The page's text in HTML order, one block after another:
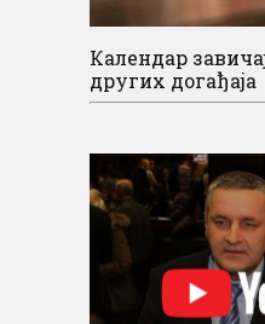
Календар
других догађаја